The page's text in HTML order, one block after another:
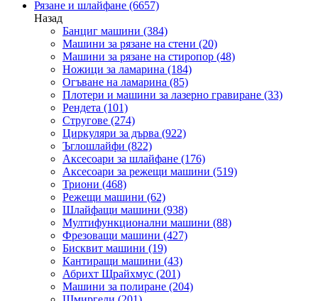
Рязане и шлайфане (6657)
Назад
Банциг машини (384)
Машини за рязане на стени (20)
Машини за рязане на стиропор (48)
Ножици за ламарина (184)
Огъване на ламарина (85)
Плотери и машини за лазерно гравиране (33)
Рендета (101)
Стругове (274)
Циркуляри за дърва (922)
Ъглошлайфи (822)
Аксесоари за шлайфане (176)
Аксесоари за режещи машини (519)
Триони (468)
Режещи машини (62)
Шлайфащи машини (938)
Мултифункционални машини (88)
Фрезоващи машини (427)
Бисквит машини (19)
Кантиращи машини (43)
Абрихт Щрайхмус (201)
Машини за полиране (204)